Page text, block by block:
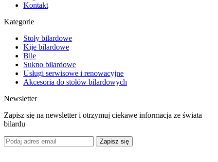
Kontakt
Kategorie
Stoły bilardowe
Kije bilardowe
Bile
Sukno bilardowe
Usługi serwisowe i renowacyjne
Akcesoria do stołów bilardowych
Newsletter
Zapisz się na newsletter i otrzymuj ciekawe informacja ze świata
bilardu
Zapisz się